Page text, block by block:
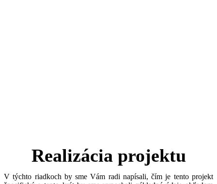
Realizácia projektu
V týchto riadkoch by sme Vám radi napísali, čím je tento projekt